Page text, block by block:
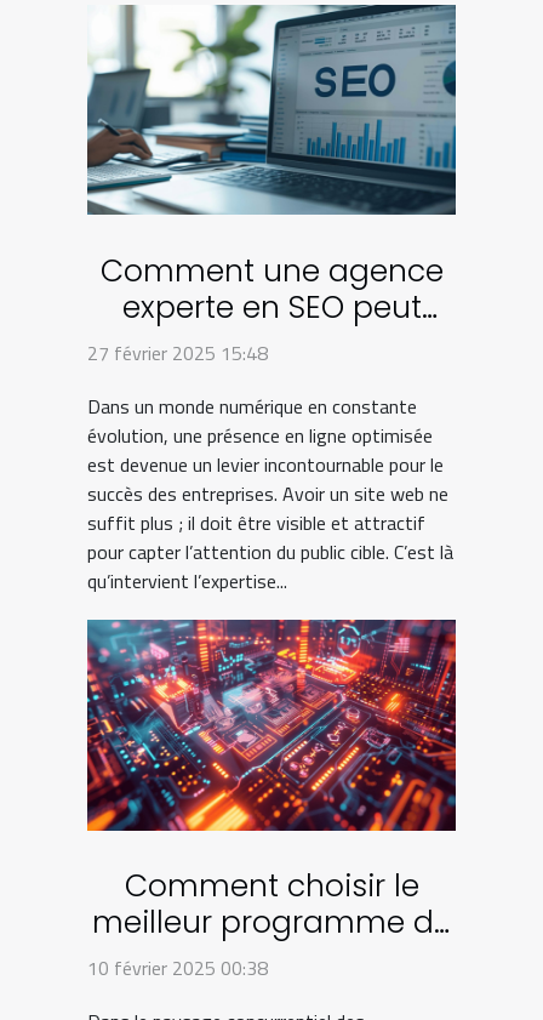
Comment une agence
experte en SEO peut
transformer votre
27 février 2025 15:48
Dans un monde numérique en constante
évolution, une présence en ligne optimisée
est devenue un levier incontournable pour le
succès des entreprises. Avoir un site web ne
suffit plus ; il doit être visible et attractif
pour capter l’attention du public cible. C’est là
qu’intervient l’expertise...
Comment choisir le
meilleur programme de
parrainage en 2024
10 février 2025 00:38